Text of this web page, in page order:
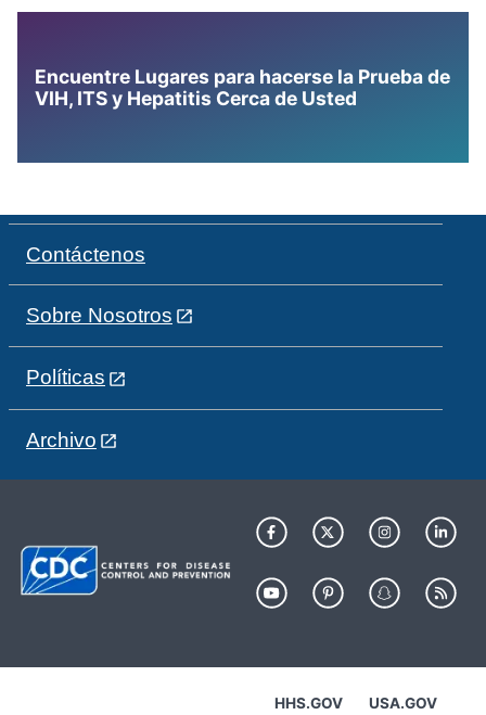
Encuentre Lugares para hacerse la Prueba de
VIH, ITS y Hepatitis Cerca de Usted
Contáctenos
Sobre Nosotros
Políticas
Archivo
HHS.GOV USA.GOV